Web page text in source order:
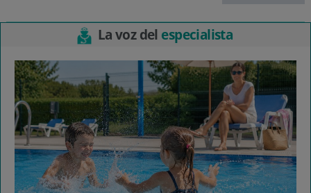
La voz del especialista